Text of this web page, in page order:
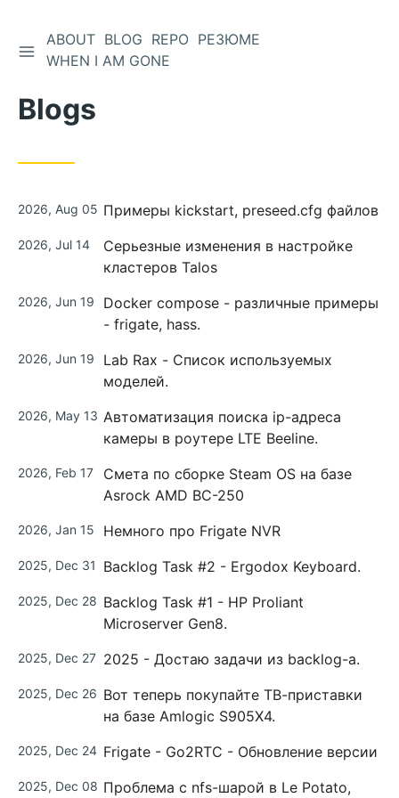
ABOUT BLOG REPO РЕЗЮМЕ
WHEN I AM GONE
Blogs
2026, Aug 05 Примеры kickstart, preseed.cfg файлов
2026, Jul 14
Серьезные изменения в настройке
кластеров Talos
2026, Jun 19
Docker compose - различные примеры
- frigate, hass.
2026, Jun 19
Lab Rax - Список используемых
моделей.
2026, May 13 Автоматизация поиска ip-адреса
камеры в роутере LTE Beeline.
2026, Feb 17
Смета по сборке Steam OS на базе
Asrock AMD BC-250
2026, Jan 15 Немного про Frigate NVR
2025, Dec 31 Backlog Task #2 - Ergodox Keyboard.
2025, Dec 28 Backlog Task #1 - HP Proliant
Microserver Gen8.
2025, Dec 27 2025 - Достаю задачи из backlog-а.
2025, Dec 26 Вот теперь покупайте ТВ-приставки
на базе Amlogic S905X4.
2025, Dec 24 Frigate - Go2RTC - Обновление версии
2025, Dec 08 Проблема с nfs-шарой в Le Potato,